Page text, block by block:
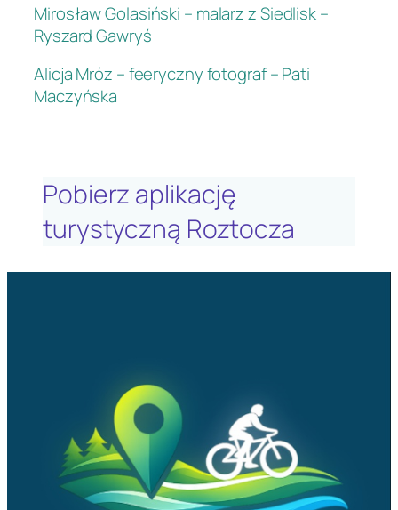
Mirosław Golasiński – malarz z Siedlisk –
Ryszard Gawryś
Alicja Mróz – feeryczny fotograf – Pati
Maczyńska
Pobierz aplikację
turystyczną Roztocza